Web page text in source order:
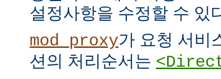
설정사항을 수정할 수 있
mod_proxy가 요청 서비
션의 처리순서는